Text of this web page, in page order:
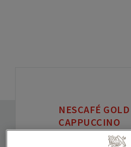
NESCAFÉ GOLD
CAPPUCCINO
DESCAFEINADO